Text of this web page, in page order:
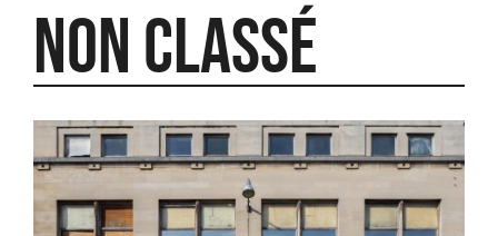
Non classé